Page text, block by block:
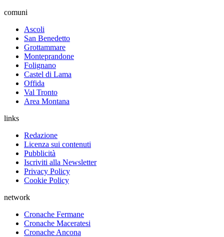
comuni
Ascoli
San Benedetto
Grottammare
Monteprandone
Folignano
Castel di Lama
Offida
Val Tronto
Area Montana
links
Redazione
Licenza sui contenuti
Pubblicità
Iscriviti alla Newsletter
Privacy Policy
Cookie Policy
network
Cronache Fermane
Cronache Maceratesi
Cronache Ancona